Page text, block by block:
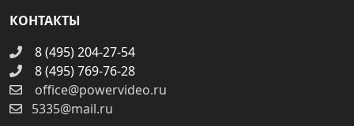
КОНТАКТЫ
8 (495) 204-27-54
8 (495) 769-76-28
office@powervideo.ru
5335@mail.ru